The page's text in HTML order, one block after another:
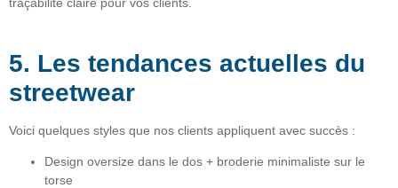
5. Les tendances actuelles du
streetwear
Voici quelques styles que nos clients appliquent avec succès :
Design oversize dans le dos + broderie minimaliste sur le
torse